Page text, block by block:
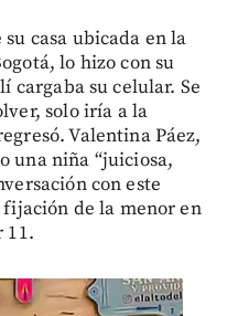
casa ubicada en la
lo hizo con su
cargaba su celular. Se
solo iría a la
Valentina Páez,
una niña “juiciosa,
con este
de la menor en
11.